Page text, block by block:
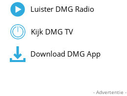
Luister DMG Radio
Kijk DMG TV
Download DMG App
- Advertentie -